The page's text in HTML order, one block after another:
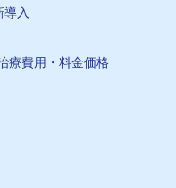
入
療費用・料金価格